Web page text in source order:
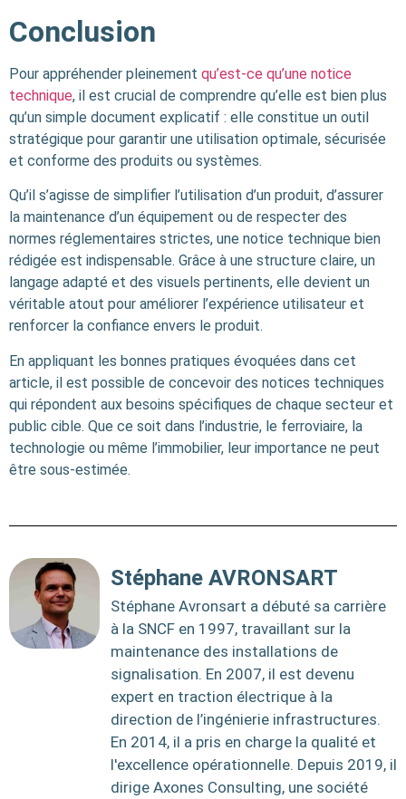
Conclusion
Pour appréhender pleinement qu’est-ce qu’une notice
technique, il est crucial de comprendre qu’elle est bien plus
qu’un simple document explicatif : elle constitue un outil
stratégique pour garantir une utilisation optimale, sécurisée
et conforme des produits ou systèmes.
Qu’il s’agisse de simplifier l’utilisation d’un produit, d’assurer
la maintenance d’un équipement ou de respecter des
normes réglementaires strictes, une notice technique bien
rédigée est indispensable. Grâce à une structure claire, un
langage adapté et des visuels pertinents, elle devient un
véritable atout pour améliorer l’expérience utilisateur et
renforcer la confiance envers le produit.
En appliquant les bonnes pratiques évoquées dans cet
article, il est possible de concevoir des notices techniques
qui répondent aux besoins spécifiques de chaque secteur et
public cible. Que ce soit dans l’industrie, le ferroviaire, la
technologie ou même l’immobilier, leur importance ne peut
être sous-estimée.
Stéphane AVRONSART
Stéphane Avronsart a débuté sa carrière
à la SNCF en 1997, travaillant sur la
maintenance des installations de
signalisation. En 2007, il est devenu
expert en traction électrique à la
direction de l’ingénierie infrastructures.
En 2014, il a pris en charge la qualité et
l'excellence opérationnelle. Depuis 2019, il
dirige Axones Consulting, une société